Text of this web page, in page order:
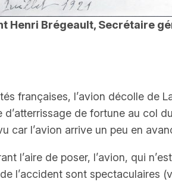
Brégeault, Secrétaire
françaises, l’avion décolle de
de fortune au col
car l’avion arrive un peu en
l’aire de poser, l’avion, qui
l’accident sont spectaculaires